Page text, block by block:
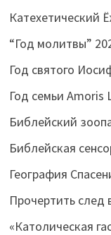
Катехетический
“Год молитвы”
Год святого
Год семьи Amoris
Библейский
Библейская
География
Прочертить след
«Католическая